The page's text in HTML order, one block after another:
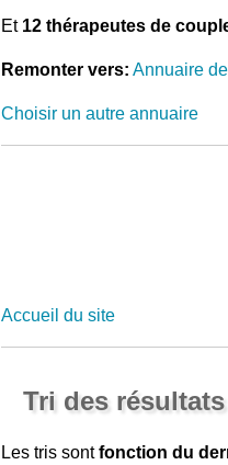
Et 12 thérapeutes de
Remonter vers: Annuaire
Choisir un autre annuaire
Accueil du site
Tri des résultats
Les tris sontfonction du